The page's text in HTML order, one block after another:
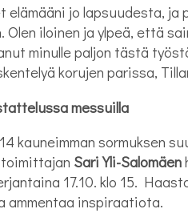
elämääni jo lapsuudesta, ja
Olen iloinen ja ylpeä, että
minulle paljon tästä
korujen parissa,
messuilla
kauneimman sormuksen
Sari Yli-Salomäen
17.10. klo 15.
ammentaa inspiraatiota.